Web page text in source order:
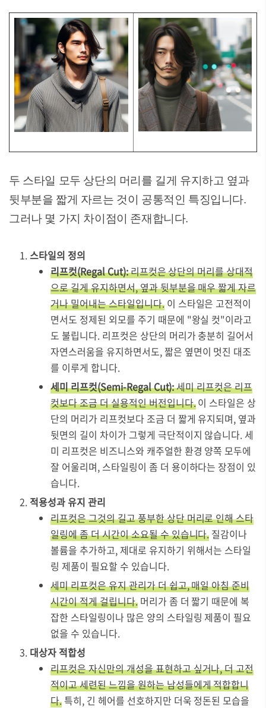
두 스타일 모두 상단의 머리를 길게 유지하고 옆과
뒷부분을 짧게 자르는 것이 공통적인 특징입니다.
그러나 몇 가지 차이점이 존재합니다.
스타일의 정의
리프컷(Regal Cut):리프컷은 상단의 머리를 상대적
으로 길게 유지하면서, 옆과 뒷부분을 매우 짧게 자르
거나 밀어내는 스타일입니다.이 스타일은 고전적이
면서도 정제된 외모를 주기 때문에 "왕실 컷"이라고
도 불립니다. 리프컷은 상단의 머리가 충분히 길어서
자연스러움을 유지하면서도, 짧은 옆면이 멋진 대조
를 이루게 합니다.
세미 리프컷(Semi-Regal Cut):세미 리프컷은 리프
컷보다 조금 더 실용적인 버전입니다.이 스타일은 상
단의 머리가 리프컷보다 조금 더 짧게 유지되며, 옆과
뒷면의 길이 차이가 그렇게 극단적이지 않습니다. 세
미 리프컷은 비즈니스와 캐주얼한 환경 양쪽 모두에
잘 어울리며, 스타일링이 좀 더 용이하다는 장점이 있
습니다.
적용성과 유지 관리
리프컷은 그것의 길고 풍부한 상단 머리로 인해 스타
일링에 좀 더 시간이 소요될 수 있습니다. 질감이나
볼륨을 추가하고, 제대로 유지하기 위해서는 스타일
링 제품이 필요할 수 있습니다.
세미 리프컷은 유지 관리가 더 쉽고, 매일 아침 준비
시간이 적게 걸립니다.머리가 좀 더 짧기 때문에 복
잡한 스타일링이나 많은 양의 스타일링 제품이 필요
없을 수 있습니다.
대상자 적합성
리프컷은 자신만의 개성을 표현하고 싶거나, 더 고전
적이고 세련된 느낌을 원하는 남성들에게 적합합니
다.특히, 긴 헤어를 선호하지만 더욱 정돈된 모습을